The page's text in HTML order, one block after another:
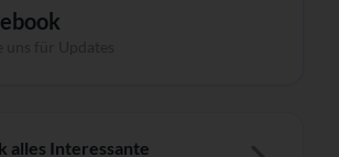
alles Interessante